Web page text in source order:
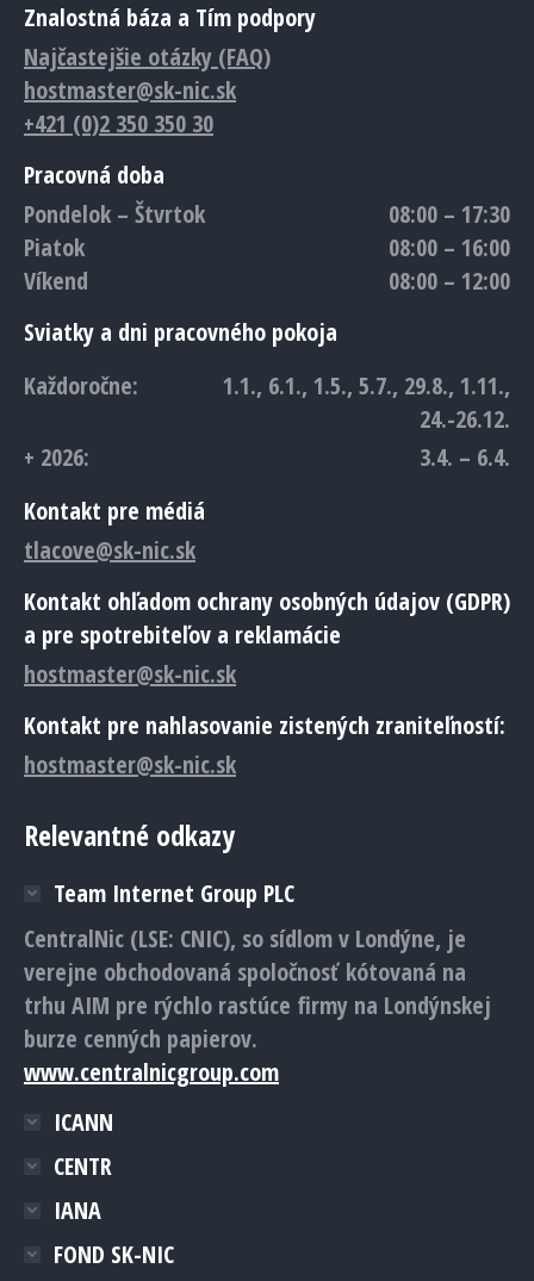
Znalostná báza a Tím podpory
Najčastejšie otázky (FAQ)
hostmaster@sk-nic.sk
+421 (0)2 350 350 30
Pracovná doba
Pondelok – Štvrtok
08:00 – 17:30
Piatok
08:00 – 16:00
Víkend
08:00 – 12:00
Sviatky a dni pracovného pokoja
Každoročne:
1.1., 6.1., 1.5., 5.7., 29.8., 1.11.,
24.-26.12.
+ 2026:
3.4. – 6.4.
Kontakt pre médiá
tlacove@sk-nic.sk
Kontakt ohľadom ochrany osobných údajov (GDPR)
a pre spotrebiteľov a reklamácie
hostmaster@sk-nic.sk
Kontakt pre nahlasovanie zistených zraniteľností:
hostmaster@sk-nic.sk
Relevantné odkazy
Team Internet Group PLC
CentralNic (LSE: CNIC), so sídlom v Londýne, je
verejne obchodovaná spoločnosť kótovaná na
trhu AIM pre rýchlo rastúce firmy na Londýnskej
burze cenných papierov.
www.centralnicgroup.com
ICANN
CENTR
IANA
FOND SK-NIC